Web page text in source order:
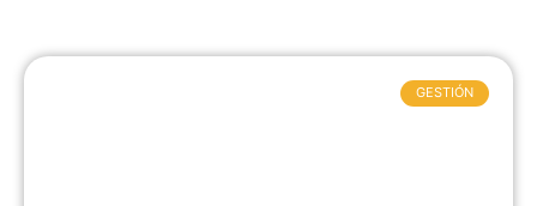
GESTIÓN